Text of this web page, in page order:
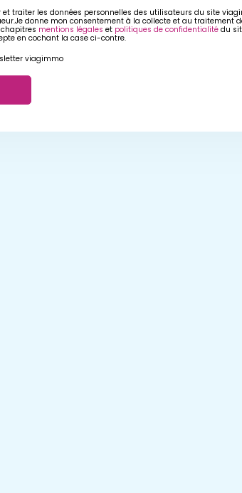
et traiter les données personnelles des utilisateurs du site
donne mon consentement à la collecte et au traitement
mentions légales et politiques de confidentialité du
en cochant la case ci-contre.
viagimmo